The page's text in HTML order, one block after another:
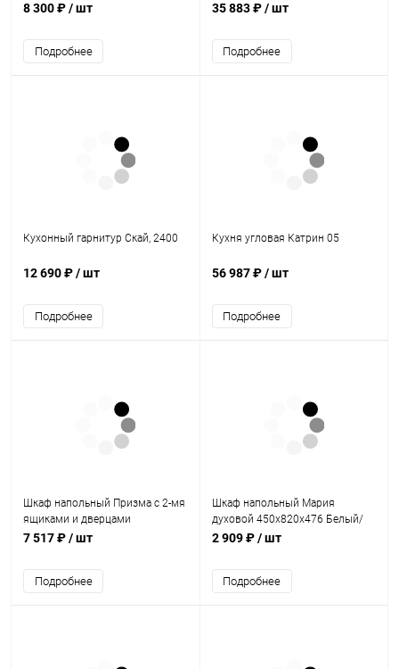
8 300 ₽/ шт
Подробнее
35 883 ₽/ шт
Подробнее
Кухонный гарнитур Скай, 2400
12 690 ₽/ шт
Подробнее
Кухня угловая Катрин 05
56 987 ₽/ шт
Подробнее
Шкаф напольный Призма с 2-мя
ящиками и дверцами
600х820х476
7 517 ₽/ шт
Подробнее
Шкаф напольный Мария
духовой 450х820х476 Белый/
Белый
2 909 ₽/ шт
Подробнее